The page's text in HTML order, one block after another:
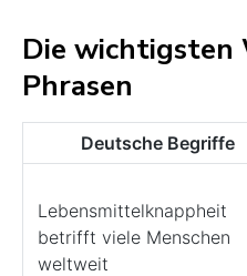
Die
Phrasen